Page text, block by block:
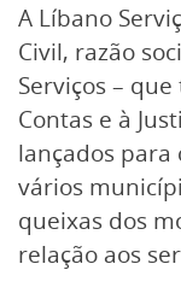
A Líbano
Civil, razão
Serviços –
Contas e à
lançados para
vários
queixas dos
relação aos